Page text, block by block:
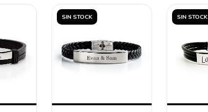
SIN STOCK SIN STOCK